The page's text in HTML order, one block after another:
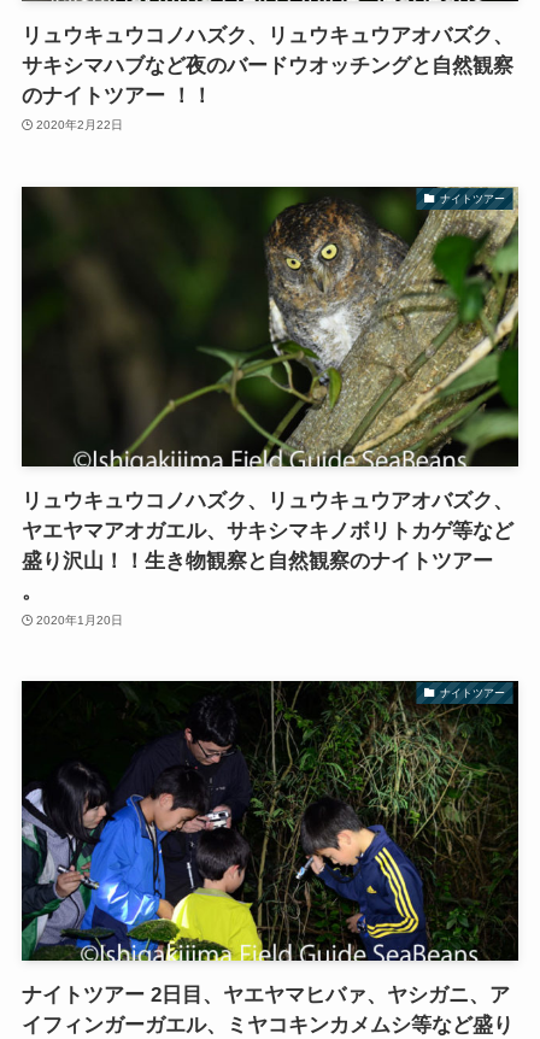
リュウキュウコノハズク、リュウキュウアオバズク、
サキシマハブなど夜のバードウオッチングと自然観察
のナイトツアー ！！
2020年2月22日
ナイトツアー
リュウキュウコノハズク、リュウキュウアオバズク、
ヤエヤマアオガエル、サキシマキノボリトカゲ等など
盛り沢山！！生き物観察と自然観察のナイトツアー
。
2020年1月20日
ナイトツアー
ナイトツアー 2日目、ヤエヤマヒバァ、ヤシガニ、ア
イフィンガーガエル、ミヤコキンカメムシ等など盛り